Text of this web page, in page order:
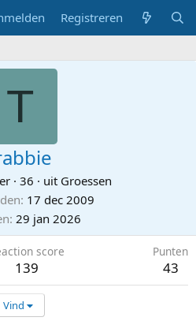
Registreren
T
· 36 · uit Groessen
17 dec 2009
29 jan 2026
score
139
Punten
43
Vind